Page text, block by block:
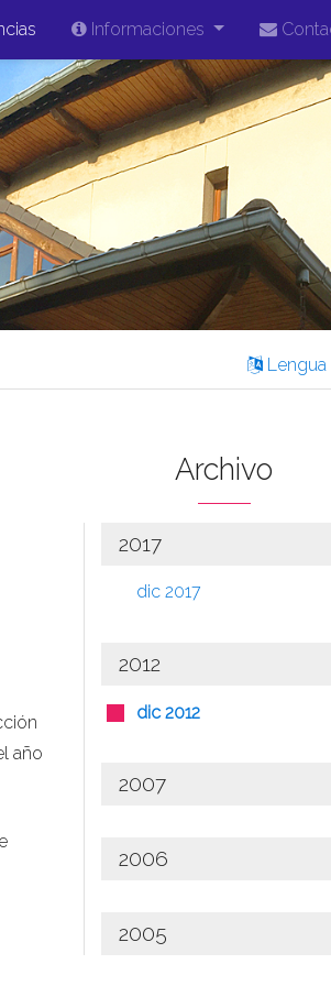
Informaciones
Lengua
año
Archivo
2017
dic 2017
2012
dic 2012
2007
2006
2005